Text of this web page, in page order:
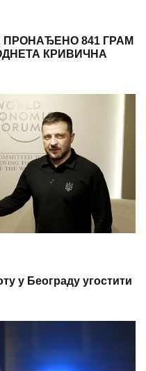
841 ГРАМ
КРИВИЧНА
у Београду угостити